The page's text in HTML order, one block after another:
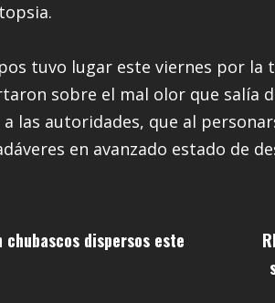
tuvo lugar este viernes por la
sobre el mal olor que salía
las autoridades, que al
en avanzado estado de
dispersos este